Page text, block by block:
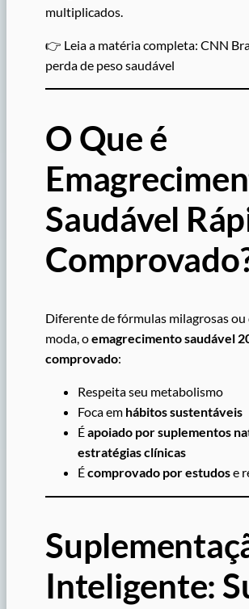
multiplicados.
👉 Leia a matéria completa: CNN
perda de peso saudável
O Que é
Saudável
Diferente de fórmulas milagrosas ou
moda, oemagrecimento saudável
comprovado:
Respeita seu metabolismo
Foca em hábitos sustentáveis
Éapoiado por suplementos
estratégias clínicas
Écomprovado por estudose
Inteligente: